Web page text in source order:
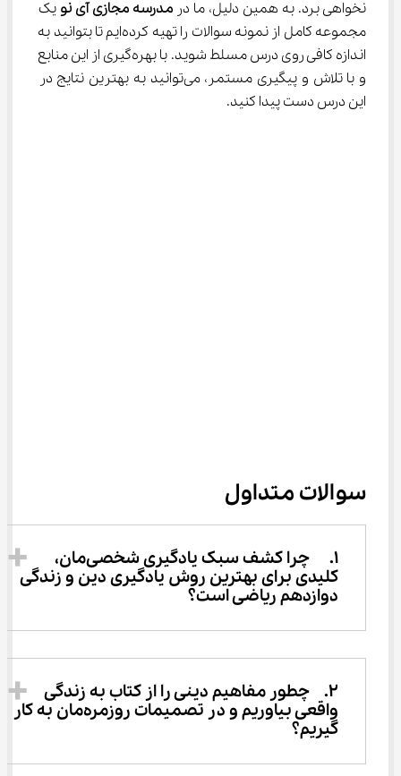
نخواهی برد. به همین دلیل، ما در مدرسه مجازی آی نو یک
مجموعه کامل از نمونه سوالات را تهیه کرده‌ایم تا بتوانید به
اندازه کافی روی درس مسلط شوید. با بهره‌گیری از این منابع
و با تلاش و پیگیری مستمر، می‌توانید به بهترین نتایج در
این درس دست پیدا کنید.
سوالات متداول
1.	چرا کشف سبک یادگیری شخصی‌مان،
کلیدی برای بهترین روش یادگیری دین و زندگی
دوازدهم ریاضی است؟
2.	چطور مفاهیم دینی را از کتاب به زندگی
واقعی بیاوریم و در تصمیمات روزمره‌مان به کار
گیریم؟